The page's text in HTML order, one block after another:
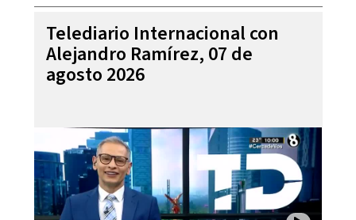
Telediario Internacional con
Alejandro Ramírez, 07 de
agosto 2026